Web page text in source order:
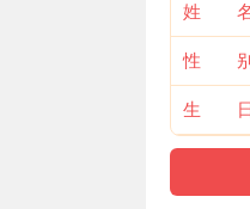
姓
性 别
生 日